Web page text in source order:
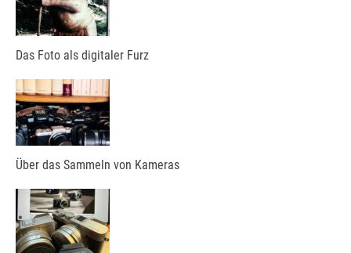
Das Foto als digitaler Furz
Über das Sammeln von Kameras